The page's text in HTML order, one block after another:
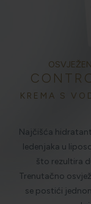
ZLATNI
MORE,
NJEGA
KREMA S
Najčišća
ledenjaka u
što rezultira
Trenutačno
se postići